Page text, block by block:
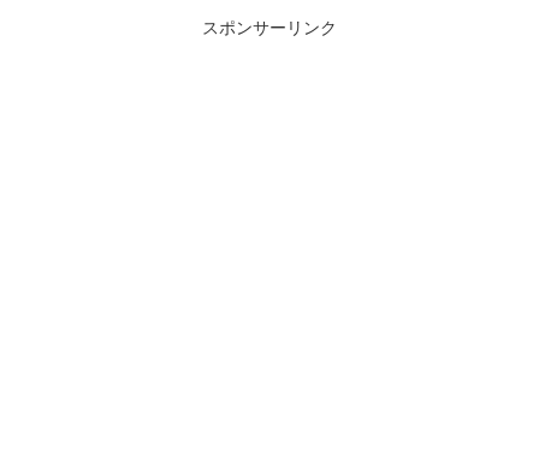
スポンサーリンク